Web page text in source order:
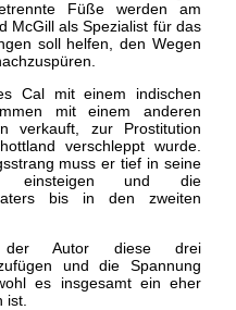
Füße werden am
McGill als Spezialist für das
soll helfen, den Wegen
Cal mit einem indischen
mit einem anderen
verkauft, zur Prostitution
verschleppt wurde.
muss er tief in seine
einsteigen und die
bis in den zweiten
der Autor diese drei
und die Spannung
es insgesamt ein eher
ist.